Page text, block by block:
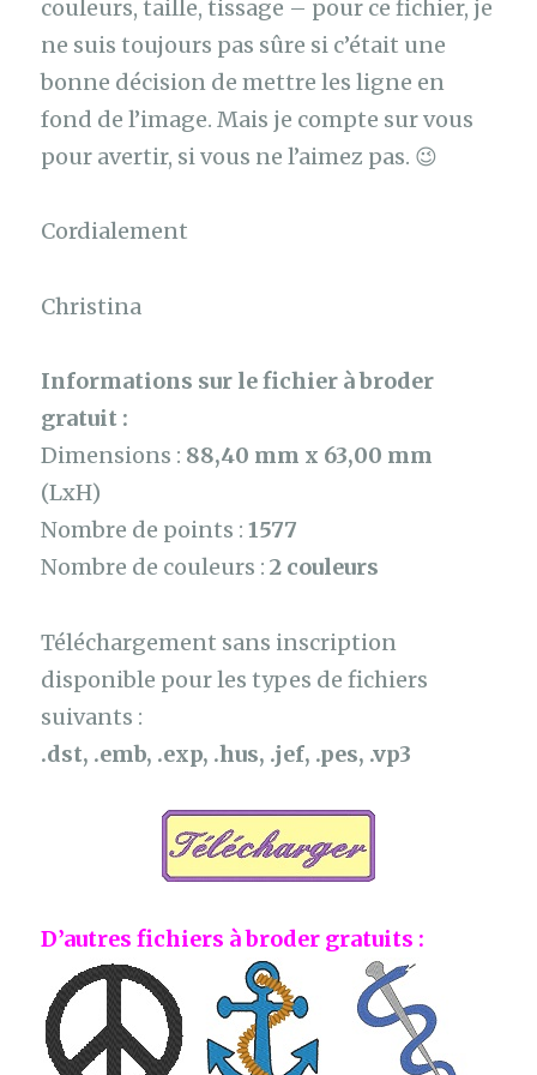
couleurs, taille, tissage – pour ce fichier, je
ne suis toujours pas sûre si c’était une
bonne décision de mettre les ligne en
fond de l’image. Mais je compte sur vous
pour avertir, si vous ne l’aimez pas. 😉
Cordialement
Christina
Informations sur le fichier à broder
gratuit :
Dimensions : 88,40 mm x 63,00 mm
(LxH)
Nombre de points :1577
Nombre de couleurs :2 couleurs
Téléchargement sans inscription
disponible pour les types de fichiers
suivants :
.dst, .emb, .exp, .hus, .jef, .pes, .vp3
D’autres fichiers à broder gratuits :